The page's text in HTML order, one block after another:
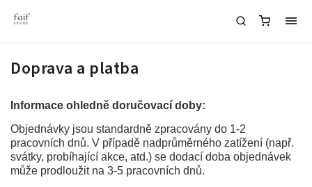
Doprava a platba
Informace ohledně doručovací doby:
Objednávky jsou standardně zpracovány do 1-2
pracovních dnů. V případě nadprůměrného zatížení (např.
svátky, probíhající akce, atd.) se dodací doba objednávek
může prodloužit na 3-5 pracovních dnů.